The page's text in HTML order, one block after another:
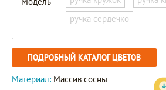
ручка сердечко
ПОДРОБНЫЙ КАТАЛОГ ЦВЕТОВ
Материал: Массив сосны